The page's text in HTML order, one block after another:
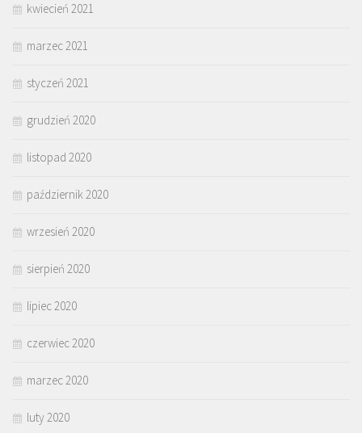
kwiecień 2021
marzec 2021
styczeń 2021
grudzień 2020
listopad 2020
październik 2020
wrzesień 2020
sierpień 2020
lipiec 2020
czerwiec 2020
marzec 2020
luty 2020